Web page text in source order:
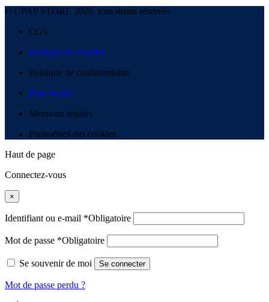
© CPAP STORE 2026, tous droits réservés
CGV
Politique de cookies
Politique de confidentialité
Plan du site
Mentions légales
Paramètres des cookies
Haut de page
Connectez-vous
×
Identifiant ou e-mail *Obligatoire
Mot de passe *Obligatoire
Se souvenir de moi Se connecter
Mot de passe perdu ?